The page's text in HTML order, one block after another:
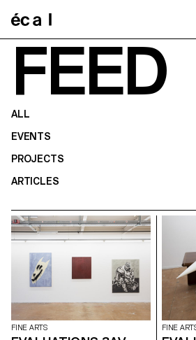
FEED
ALL
EVENTS
PROJECTS
ARTICLES
FINE ARTS FINE